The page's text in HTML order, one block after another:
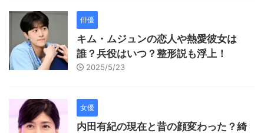
俳優
キム・ムジュンの恋人や熱愛彼女は
誰？兵役はいつ？整形説も浮上！
2025/5/23
女優
内田有紀の現在と昔の顔変わった？綺